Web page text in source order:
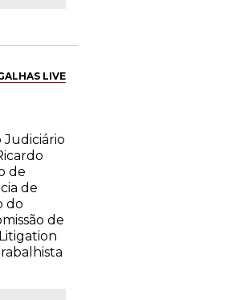
LIVE
Judiciário
de
de
do
de